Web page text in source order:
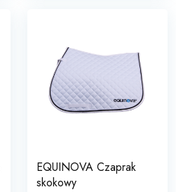
EQUINOVA Czaprak
skokowy